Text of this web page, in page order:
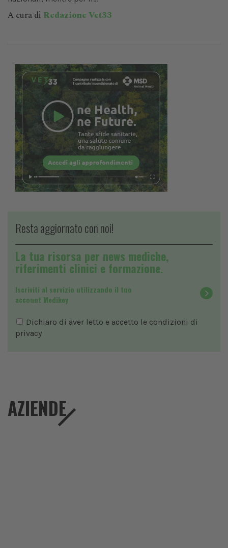
A cura di Redazione Vet33
Resta aggiornato con noi!
La tua risorsa per news mediche,
riferimenti clinici e formazione.
Iscriviti al servizio utilizzando il tuo
account Medikey
Dichiaro di aver letto e accetto le condizioni di
privacy
AZIENDE